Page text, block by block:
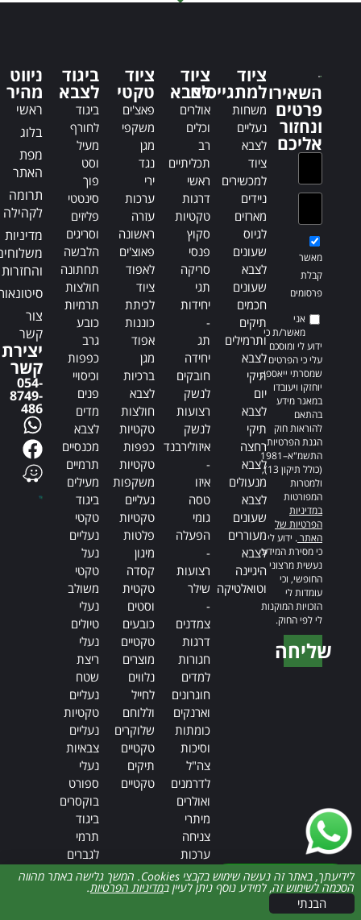
השאירו
פרטים
ונחזור
אליכם
מאשר
קבלת
פרסומים
אני
מאשר/ת כי
ידוע לי ומוסכם
עלי כי הפרטים
שמסרתי ייאספו,
יוחזקו ויעובדו
במאגר מידע
בהתאם
להוראות חוק
הגנת הפרטיות,
התשמ"א–1981
(כולל תיקון 13),
ולמטרות
המפורטות
במדיניות
הפרטיות של
האתר. ידוע לי
כי מסירת המידע
נעשית מרצוני
החופשי, וכי
עומדות לי
הזכויות המוקנות
לי לפי החוק.
שליחה
ציוד
למתגייסים
משחות
נעליים
לצבא
ציוד
למכשירים
ניידים
מארזים
לגיוס
שעונים
לצבא
שעונים
חכמים
תיקים
ותרמילים
לצבא
תיקי
יום
לצבא
תיקי
רחצה
לצבא
מנעולים
לצבא
שעונים
מעוררים
לצבא
היגיינה
וטואלטיקה
ציוד
לצבא
אולרים
וכלים
רב
תכליתיים
ראשי
דרגות
טקטיות
סקוץ
פנסי
סריקה
תגי
יחידות
-
תג
יחידה
חובקים
לנשק
רצועות
לנשק
איזולירבנד
-
איזו
טסה
גומי
הפעלה
-
רצועות
שילר
-
צמדנים
דרגות
חגורות
למדים
חוגרונים
וארנקים
כומתות
וסיכות
צה"ל
לדרמנים
ואולרים
מיתרי
צניחה
ערכות
ניקוי
נשק
ציוד
טקטי
פאצ'ים
משקפי
מגן
נגד
ירי
ערכות
עזרה
ראשונה
פאוצ'ים
לאפוד
ציוד
לכיתת
כוננות
אפוד
מגן
ברכיות
לצבא
חולצות
טקטיות
כפפות
טקטיות
משקפות
נעליים
טקטיות
פלטות
מיגון
קסדה
טקטית
וסטים
כובעים
טקטיים
מוצרים
נלווים
לחייל
וללוחם
שלוקרים
טקטיים
תיקים
טקטיים
ביגוד
לצבא
ביגוד
לחורף
מעיל
וסט
פוך
סינטטי
פליזים
וסריגים
הלבשה
תחתונה
חולצות
תרמיות
כובע
גרב
כפפות
וכיסויי
פנים
מדים
לצבא
מכנסיים
תרמיים
מעילים
ביגוד
טקטי
נעליים
נעל
טקטי
משולב
נעלי
טיולים
נעלי
ריצת
שטח
נעליים
טקטיות
נעליים
צבאיות
נעלי
ספורט
בוקסרים
ביגוד
תרמי
לגברים
ביגוד
תרמי
ניווט
מהיר
ראשי
בלוג
מפת
האתר
תרומה
לקהילה
מדיניות
והחזרות
צור
קשר
יצירת
קשר
054-
8749-
486
דברו איתנו
054-8749-486
לידיעתך, באתר זה נעשה שימוש בקבצי Cookies. המשך גלישה באתר מהווה
הסכמה לשימוש זה, למידע נוסף ניתן לעיין במדיניות הפרטיות.
הבנתי